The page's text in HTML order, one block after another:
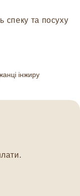
спеку та посуху
інжиру